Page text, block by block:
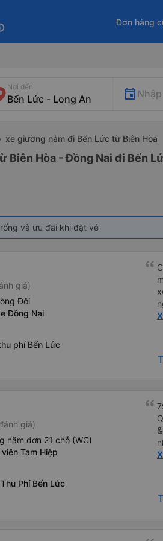
Đơn hàng
Nơi đến
xe giường nằm đi Bến Lức từ Biên Hòa
Biên Hòa - Đồng Nai đi Bến
và ưu đãi khi đặt vé
giá)
Đôi
Đồng Nai
phí Bến Lức
giá)
nằm đơn 21 chỗ (WC)
Tam Hiệp
Phí Bến Lức